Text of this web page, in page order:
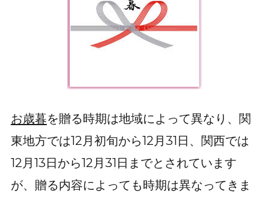
お歳暮を贈る時期は地域によって異なり、関
東地方では12月初旬から12月31日、関西では
12月13日から12月31日までとされています
が、贈る内容によっても時期は異なってきま